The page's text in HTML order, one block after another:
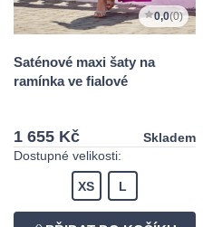
0,0(0)
Saténové maxi šaty na
ramínka ve fialové
1 655 Kč
Skladem
Dostupné velikosti:
XS L